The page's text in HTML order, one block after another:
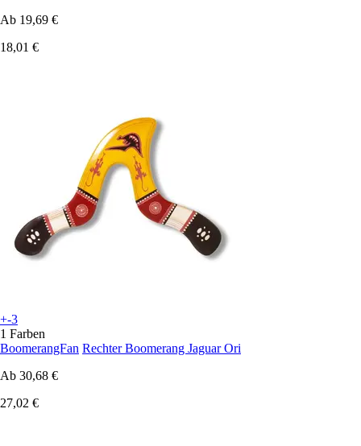
Ab 19,69 €
18,01 €
+-3
1 Farben
BoomerangFan Rechter Boomerang Jaguar Ori
Ab 30,68 €
27,02 €